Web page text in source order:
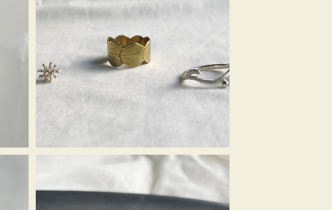
葉脈リング＜真鍮-Brass＞
¥5,390